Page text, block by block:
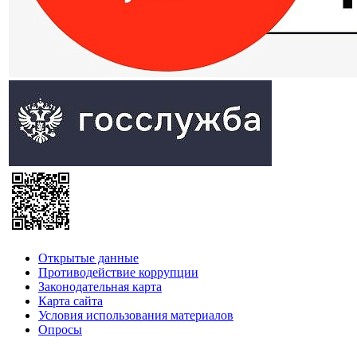
Открытые данные
Противодействие коррупции
Законодательная карта
Карта сайта
Условия использования материалов
Опросы